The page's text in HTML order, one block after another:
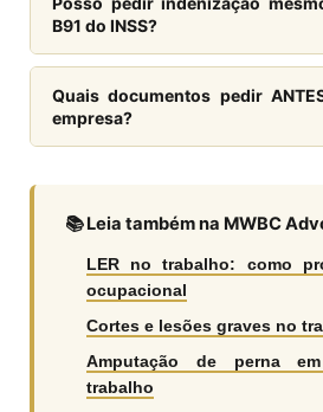
atividade.
descumprimento da norma e gera
B91 do INSS?
Pode. O B91 é benefício
indenização por danos
responsabilidade do
Quais documentos pedir
empresa?
contracheques. Peça tudo por
📚 Leia também na MWBC
LER no trabalho: como
ocupacional
Cortes e lesões graves no
Amputação de perna
trabalho